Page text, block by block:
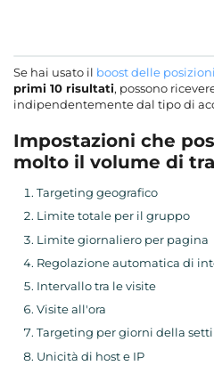
Se hai usato il boost delle posizioni
primi 10 risultati, possono
indipendentemente dal tipo di
Impostazioni che
molto il volume di
Targeting geografico
Limite totale per il gruppo
Limite giornaliero per pagina
Regolazione automatica di
Intervallo tra le visite
Visite all'ora
Targeting per giorni della
Unicità di host e IP